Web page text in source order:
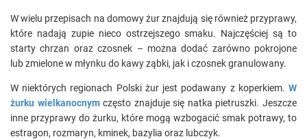
W wielu przepisach na domowy żur znajdują się również przyprawy,
które nadają zupie nieco ostrzejszego smaku. Najczęściej są to
starty chrzan oraz czosnek – można dodać zarówno pokrojone
lub zmielone w młynku do kawy ząbki, jak i czosnek granulowany.
W niektórych regionach Polski żur jest podawany z koperkiem. W
żurku wielkanocnymczęsto znajduje się natka pietruszki. Jeszcze
inne przyprawy do żurku, które mogą wzbogacić smak potrawy, to
estragon, rozmaryn, kminek, bazylia oraz lubczyk.